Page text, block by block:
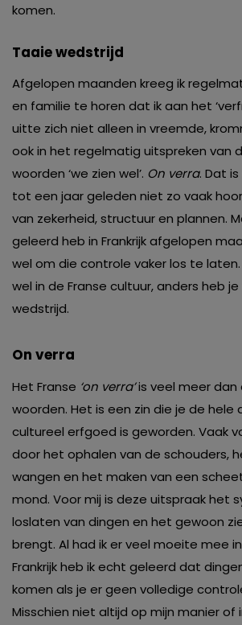
komen.
Taaie wedstrijd
Afgelopen maanden kreeg ik
en familie te horen dat ik aan het
uitte zich niet alleen in vreemde,
ook in het regelmatig uitspreken van
woorden ‘we zien wel’. On verra. Dat
tot een jaar geleden niet zo vaak
van zekerheid, structuur en plannen.
geleerd heb in Frankrijk afgelopen
wel om die controle vaker los te
wel in de Franse cultuur, anders heb
wedstrijd.
On verra
Het Franse ‘on verra’is veel meer dan
woorden. Het is een zin die je de hele
cultureel erfgoed is geworden. Vaak
door het ophalen van de schouders,
wangen en het maken van een
mond. Voor mij is deze uitspraak het
loslaten van dingen en het gewoon
brengt. Al had ik er veel moeite mee
Frankrijk heb ik echt geleerd dat
komen als je er geen volledige
Misschien niet altijd op mijn manier of